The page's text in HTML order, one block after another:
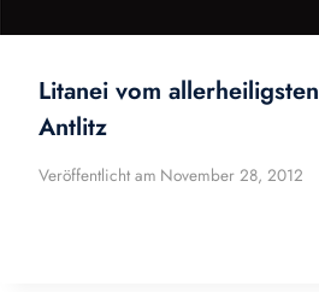
Litanei vom allerheiligsten
Antlitz
Veröffentlicht am November 28, 2012